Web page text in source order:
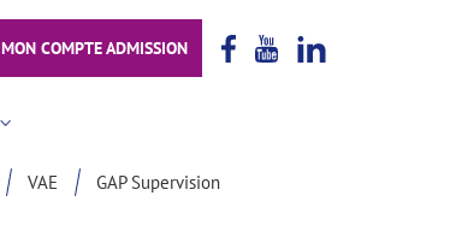
MON COMPTE ADMISSION
VAE GAP Supervision